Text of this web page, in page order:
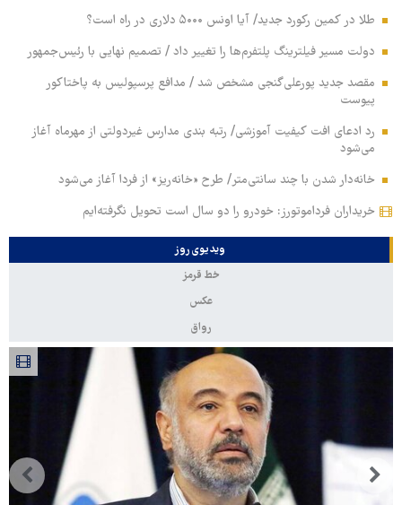
طلا در کمین رکورد جدید/ آیا اونس ۵۰۰۰ دلاری در راه است؟
دولت مسیر فیلترینگ پلتفرم‌ها را تغییر داد / تصمیم نهایی با رئیس‌جمهور
مقصد جدید پورعلی‌گنجی مشخص شد / مدافع پرسپولیس به پاختاکور
پیوست
رد ادعای افت کیفیت آموزشی/ رتبه بندی مدارس غیردولتی از مهرماه آغاز
می‌شود
خانه‌دار شدن با چند سانتی‌متر/ طرح «خانه‌ریز» از فردا آغاز می‌شود
خریداران فرداموتورز: خودرو را دو سال است تحویل نگرفته‌ایم
ویدیوی روز
خط قرمز
عکس
رواق